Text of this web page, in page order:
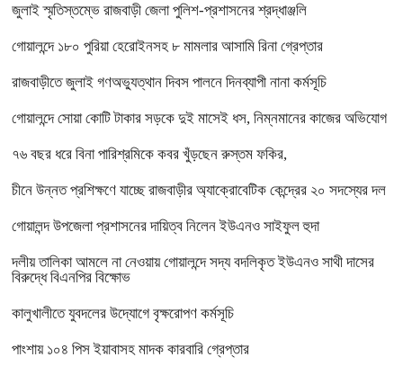
জুলাই স্মৃতিস্তম্ভে রাজবাড়ী জেলা পুলিশ-প্রশাসনের শ্রদ্ধাঞ্জলি
গোয়ালন্দে ১৮০ পুরিয়া হেরোইনসহ ৮ মামলার আসামি রিনা গ্রেপ্তার
রাজবাড়ীতে জুলাই গণঅভ্যুত্থান দিবস পালনে দিনব্যাপী নানা কর্মসূচি
গোয়ালন্দে সোয়া কোটি টাকার সড়কে দুই মাসেই ধস, নিম্নমানের কাজের অভিযোগ
৭৬ বছর ধরে বিনা পারিশ্রমিকে কবর খুঁড়ছেন রুস্তম ফকির,
চীনে উন্নত প্রশিক্ষণে যাচ্ছে রাজবাড়ীর অ্যাক্রোবেটিক কেন্দ্রের ২০ সদস্যের দল
গোয়ালন্দ উপজেলা প্রশাসনের দায়িত্ব নিলেন ইউএনও সাইফুল হুদা
দলীয় তালিকা আমলে না নেওয়ায় গোয়ালন্দে সদ্য বদলিকৃত ইউএনও সাথী দাসের
বিরুদ্ধে বিএনপির বিক্ষোভ
কালুখালীতে যুবদলের উদ্যোগে বৃক্ষরোপণ কর্মসূচি
পাংশায় ১০৪ পিস ইয়াবাসহ মাদক কারবারি গ্রেপ্তার